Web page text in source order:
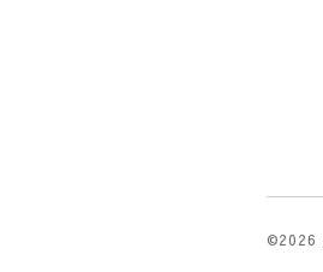
©2026